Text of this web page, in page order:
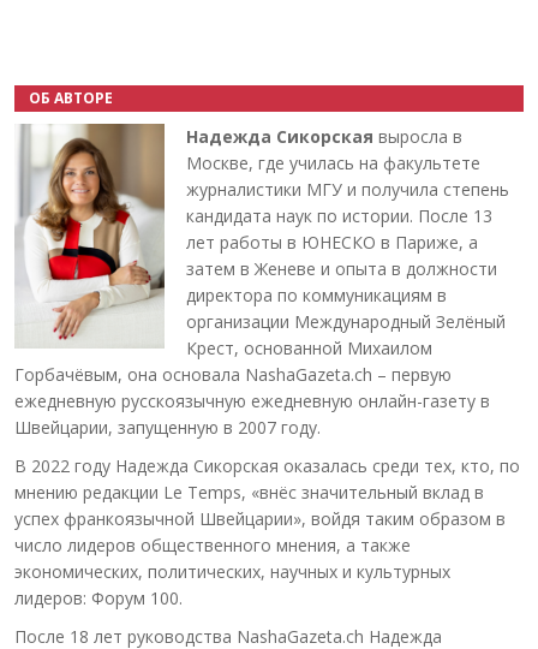
ОБ АВТОРЕ
Надежда Сикорская выросла в
Москве, где училась на факультете
журналистики МГУ и получила степень
кандидата наук по истории. После 13
лет работы в ЮНЕСКО в Париже, а
затем в Женеве и опыта в должности
директора по коммуникациям в
организации Международный Зелёный
Крест, основанной Михаилом
Горбачёвым, она основала NashaGazeta.ch – первую
ежедневную русскоязычную ежедневную онлайн-газету в
Швейцарии, запущенную в 2007 году.
В 2022 году Надежда Сикорская оказалась среди тех, кто, по
мнению редакции Le Temps, «внёс значительный вклад в
успех франкоязычной Швейцарии», войдя таким образом в
число лидеров общественного мнения, а также
экономических, политических, научных и культурных
лидеров: Форум 100.
После 18 лет руководства NashaGazeta.ch Надежда